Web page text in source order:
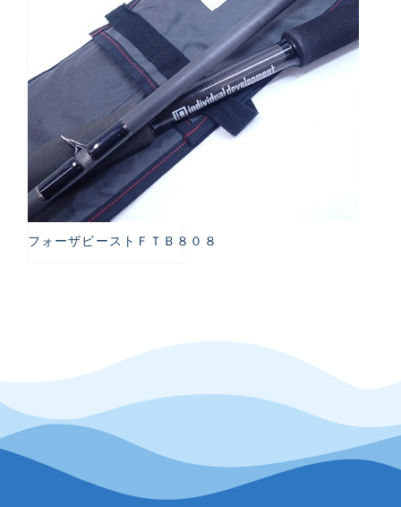
フォーザビーストＦＴＢ８０８